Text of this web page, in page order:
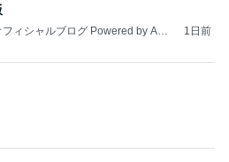
ィシャルブログ Powered by Ame
1日前